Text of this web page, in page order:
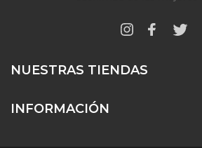
NUESTRAS TIENDAS
INFORMACIÓN